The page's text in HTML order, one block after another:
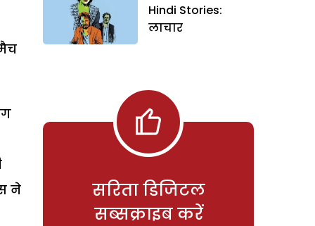
ने
Hindi Stories:
लाचार
सरिता डिजिटल
सब्सक्राइब करें